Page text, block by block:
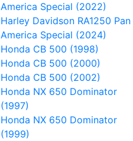
America Special (2022)
Harley Davidson RA1250 Pan
America Special (2024)
Honda CB 500 (1998)
Honda CB 500 (2000)
Honda CB 500 (2002)
Honda NX 650 Dominator
(1997)
Honda NX 650 Dominator
(1999)